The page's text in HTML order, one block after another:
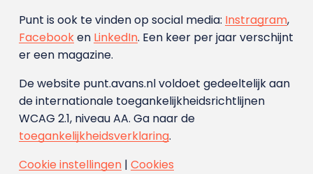
Punt is ook te vinden op social media: Instragram,
Facebooken LinkedIn. Een keer per jaar verschijnt
er een magazine.
De website punt.avans.nl voldoet gedeeltelijk aan
de internationale toegankelijkheidsrichtlijnen
WCAG 2.1, niveau AA. Ga naar de
toegankelijkheidsverklaring.
Cookie instellingen| Cookies